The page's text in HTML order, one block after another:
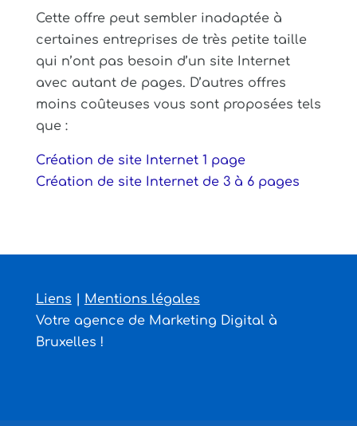
Cette offre peut sembler inadaptée à
certaines entreprises de très petite taille
qui n’ont pas besoin d’un site Internet
avec autant de pages. D’autres offres
moins coûteuses vous sont proposées tels
que :
Création de site Internet 1 page
Création de site Internet de 3 à 6 pages
Liens
Mentions légales
Votre agence de Marketing Digital à
Bruxelles !